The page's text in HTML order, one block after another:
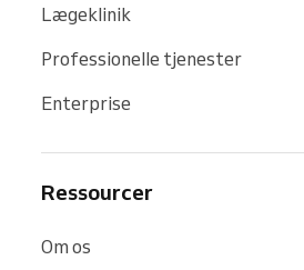
Lægeklinik
Professionelle tjenester
Enterprise
Ressourcer
Om os